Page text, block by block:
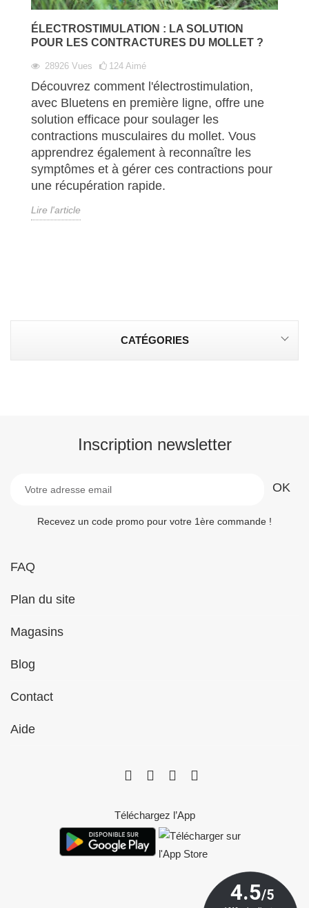
ÉLECTROSTIMULATION : LA SOLUTION
POUR LES CONTRACTURES DU MOLLET ?
28926 Vues 124 Aimé
Découvrez comment l'électrostimulation,
avec Bluetens en première ligne, offre une
solution efficace pour soulager les
contractions musculaires du mollet. Vous
apprendrez également à reconnaître les
symptômes et à gérer ces contractions pour
une récupération rapide.
Lire l'article
CATÉGORIES
Inscription newsletter
Recevez un code promo pour votre 1ère commande !
FAQ
Plan du site
Magasins
Blog
Contact
Aide
Téléchargez l’App